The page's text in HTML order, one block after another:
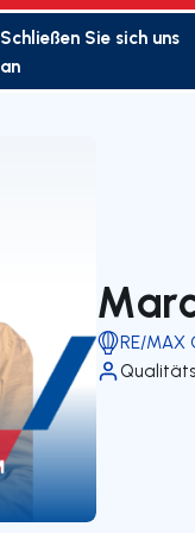
Schließen Sie sich uns
an
RE/